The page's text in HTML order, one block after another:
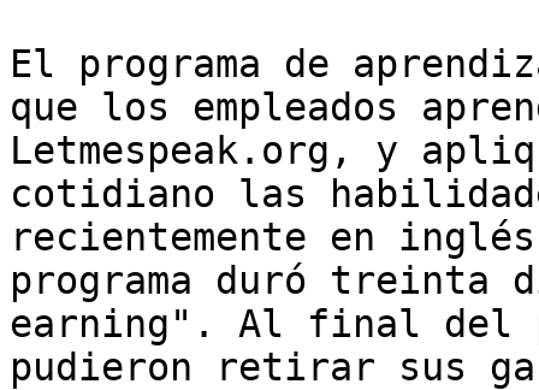
El programa de
que los empleados
Letmespeak.org, y
cotidiano las
recientemente en
programa duró treinta
earning". Al final del
pudieron retirar sus